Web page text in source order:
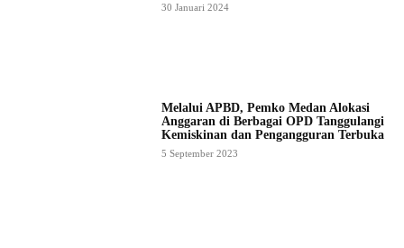
30 Januari 2024
Melalui APBD, Pemko Medan Alokasi
Anggaran di Berbagai OPD Tanggulangi
Kemiskinan dan Pengangguran Terbuka
5 September 2023